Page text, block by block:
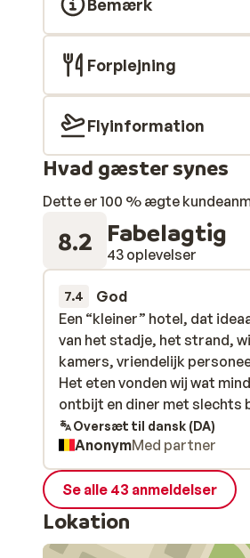
Bemærk
Forplejning
Flyinformation
Hvad gæster synes
Dette er 100 % ægte
8.2 Fabelagtig
43 oplevelser
7.4 God
Een “kleiner” hotel, dat
van het stadje, het strand,
kamers, vriendelijk
Het eten vonden wij wat
ontbijt en diner met slechts
een hele vakantie wat
er ook leuke restaurantjes
prijsje.
Een “kleiner” hotel, dat
van het stadje, het strand,
kamers, vriendelijk
Het eten vonden wij wat
ontbijt en diner met slechts
Oversæt til dansk (DA)
AnonymMed partner
Se alle 43 anmeldelser
Lokation